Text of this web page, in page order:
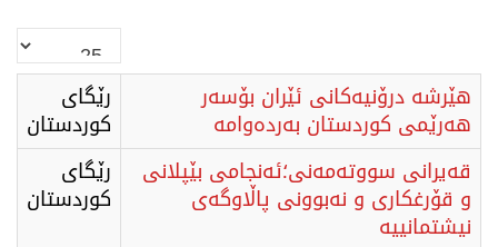
نمایش
#
هێرشە درۆنیەکانی ئێران بۆسەر
هەرێمی کوردستان بەردەوامە
رێگای
كوردستان
قەیرانی سووتەمەنی؛ئەنجامی بێپلانی
و قۆرغكاری و نەبوونی پاڵاوگەی
نیشتمانییە
رێگای
كوردستان